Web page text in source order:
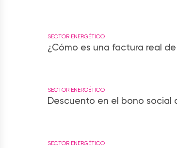
SECTOR ENERGÉTICO
¿Cómo es una factura real
SECTOR ENERGÉTICO
Descuento en el bono social
SECTOR ENERGÉTICO